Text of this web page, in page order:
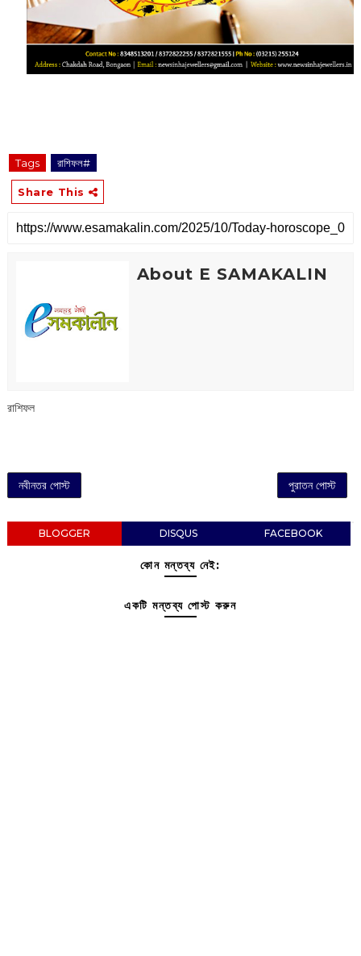
Tags রাশিফল#
Share This
About E SAMAKALIN
রাশিফল
নবীনতর পোস্ট পুরাতন পোস্ট
BLOGGER DISQUS FACEBOOK
কোন মন্তব্য নেই:
একটি মন্তব্য পোস্ট করুন